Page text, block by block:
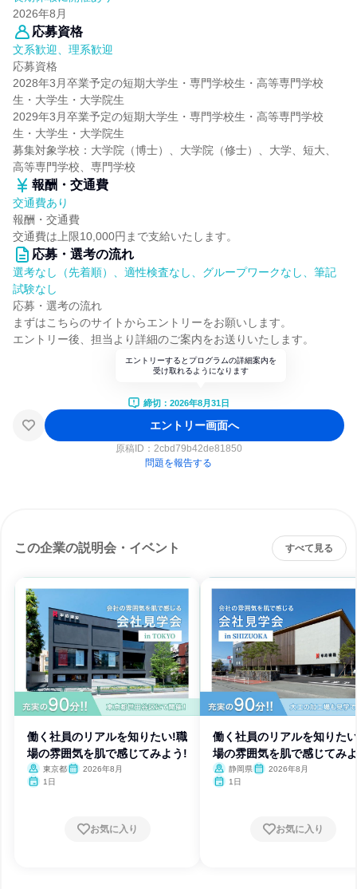
2026年8月
応募資格
文系歓迎、理系歓迎
応募資格
2028年3月卒業予定の短期大学生・専門学校生・高等専門学校
生・大学生・大学院生
2029年3月卒業予定の短期大学生・専門学校生・高等専門学校
生・大学生・大学院生
募集対象学校：大学院（博士）、大学院（修士）、大学、短大、
高等専門学校、専門学校
報酬・交通費
交通費あり
報酬・交通費
交通費は上限10,000円まで支給いたします。
応募・選考の流れ
選考なし（先着順）、適性検査なし、グループワークなし、筆記
試験なし
応募・選考の流れ
まずはこちらのサイトからエントリーをお願いします。
エントリー後、担当より詳細のご案内をお送りいたします。
エントリーするとプログラムの詳細案内を
受け取れるようになります
締切：2026年8月31日
エントリー画面へ
原稿ID： 2cbd79b42de81850
問題を報告する
この企業の説明会・イベント すべて見る
働く社員のリアルを知りたい!職
場の雰囲気を肌で感じてみよう!
東京都
2026年8月
1日
お気に入り
働く社員のリアルを知りた
場の雰囲気を肌で感じてみ
静岡県
2026年8月
1日
お気に入り